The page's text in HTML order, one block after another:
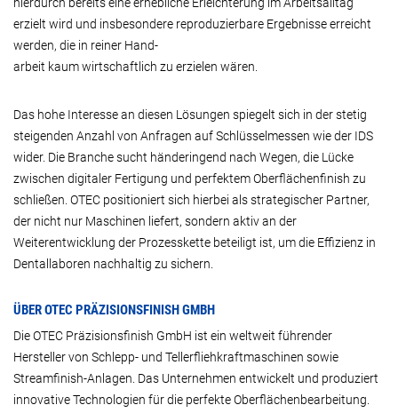
hierdurch bereits eine erhebliche Erleichterung im Arbeitsalltag
erzielt wird und insbesondere reproduzierbare Ergebnisse erreicht
werden, die in reiner Hand-
arbeit kaum wirtschaftlich zu erzielen wären.
Das hohe Interesse an diesen Lösungen spiegelt sich in der stetig
steigenden Anzahl von Anfragen auf Schlüsselmessen wie der IDS
wider. Die Branche sucht händeringend nach Wegen, die Lücke
zwischen digitaler Fertigung und perfektem Oberflächenfinish zu
schließen. OTEC positioniert sich hierbei als strategischer Partner,
der nicht nur Maschinen liefert, sondern aktiv an der
Weiterentwicklung der Prozesskette beteiligt ist, um die Effizienz in
Dentallaboren nachhaltig zu sichern.
ÜBER OTEC PRÄZISIONSFINISH GMBH
Die OTEC Präzisionsfinish GmbH ist ein weltweit führender
Hersteller von Schlepp- und Tellerfliehkraftmaschinen sowie
Streamfinish-Anlagen. Das Unternehmen entwickelt und produziert
innovative Technologien für die perfekte Oberflächenbearbeitung.